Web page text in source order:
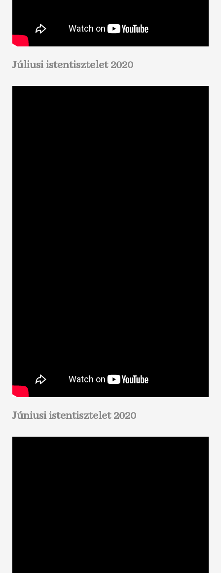
Júliusi istentisztelet 2020
Júniusi istentisztelet 2020